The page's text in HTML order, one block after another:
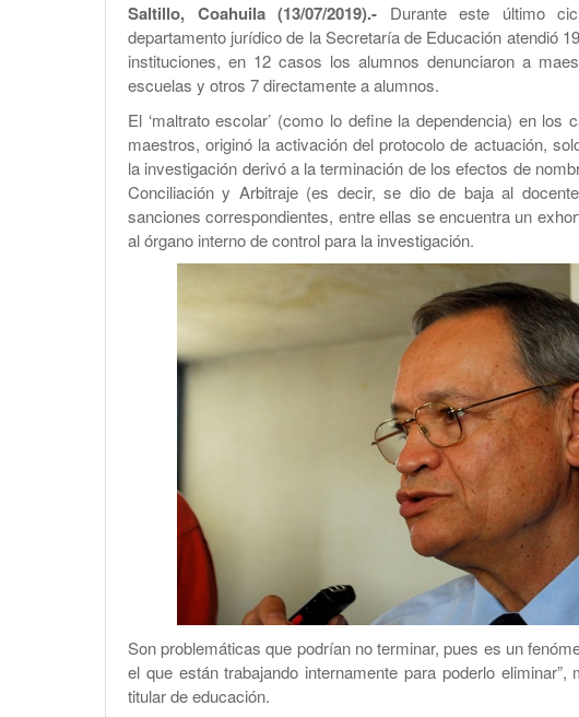
Saltillo, Coahuila (13/07/2019).- Durante este último
departamento jurídico de la Secretaría de Educación atendió
instituciones, en 12 casos los alumnos denunciaron a
escuelas y otros 7 directamente a alumnos.
El ‘maltrato escolar’ (como lo define la dependencia) en los
maestros, originó la activación del protocolo de actuación,
la investigación derivó a la terminación de los efectos de
Conciliación y Arbitraje (es decir, se dio de baja al
sanciones correspondientes, entre ellas se encuentra un
al órgano interno de control para la investigación.
Son problemáticas que podrían no terminar, pues es un
el que están trabajando internamente para poderlo eliminar”,
titular de educación.